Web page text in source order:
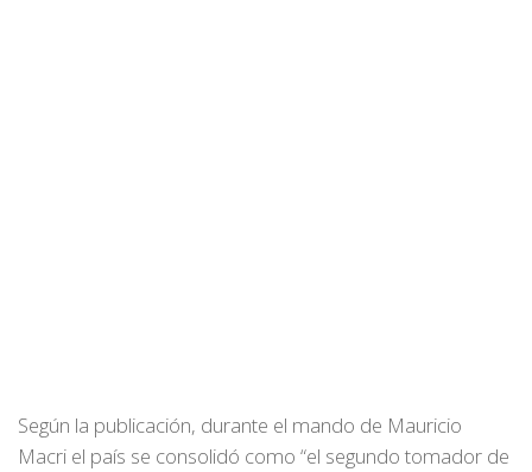
Según la publicación, durante el mando de Mauricio
Macri el país se consolidó como “el segundo tomador de